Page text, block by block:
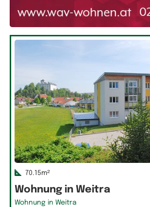
70.15m²
Wohnung in Weitra
Wohnung in Weitra